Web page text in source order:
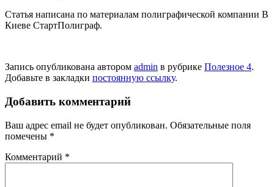
Статья написана по материалам полиграфической компании В
Киеве СтартПолиграф.
Запись опубликована автором admin в рубрике Полезное 4.
Добавьте в закладки постоянную ссылку.
Добавить комментарий
Ваш адрес email не будет опубликован. Обязательные поля
помечены *
Комментарий *